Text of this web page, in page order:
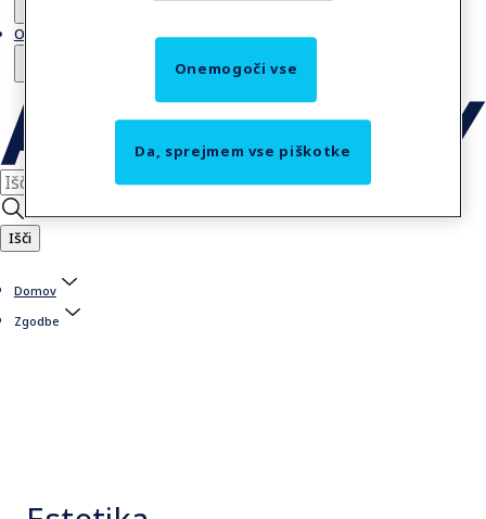
O nas
Išči
Domov
Zgodbe
Onemogoči vse
Da, sprejmem vse piškotke